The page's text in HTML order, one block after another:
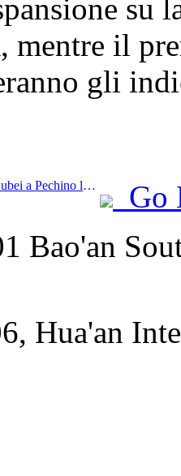
su
mentre il
gli
Prev:La città sull'acqua di Gubei a Pechino lancia sconti turistici estivi
Go
Bao'an
Hua'an